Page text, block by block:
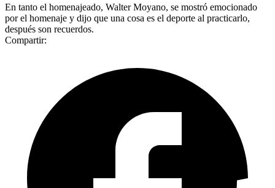
En tanto el homenajeado, Walter Moyano, se mostró emocionado
por el homenaje y dijo que una cosa es el deporte al practicarlo,
después son recuerdos.
Compartir: